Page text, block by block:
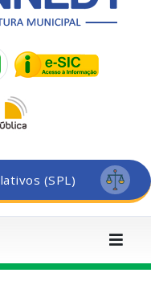
(SPL)